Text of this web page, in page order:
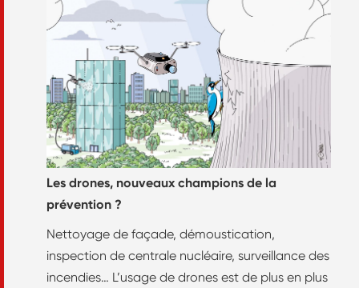
Les drones, nouveaux champions de la
prévention ?
Nettoyage de façade, démoustication,
inspection de centrale nucléaire, surveillance des
incendies… L’usage de drones est de plus en plus